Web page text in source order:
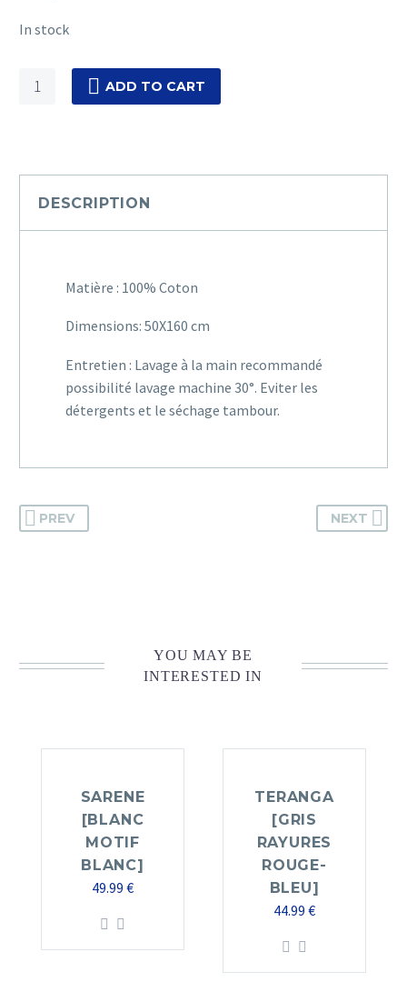
In stock
Teranga
[Marron]
ADD TO CART
DESCRIPTION
Matière : 100% Coton
Dimensions: 50X160 cm
Entretien : Lavage à la main recommandé
possibilité lavage machine 30°. Eviter les
détergents et le séchage tambour.
PREV NEXT
YOU MAY BE
INTERESTED IN
SARENE
[BLANC
MOTIF
BLANC]
49.99 €
TERANGA
[GRIS
RAYURES
ROUGE-
BLEU]
44.99 €